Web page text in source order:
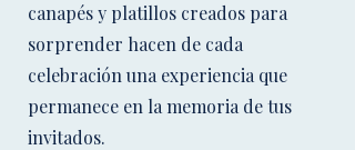
canapés y platillos creados para
sorprender hacen de cada
celebración una experiencia que
permanece en la memoria de tus
invitados.